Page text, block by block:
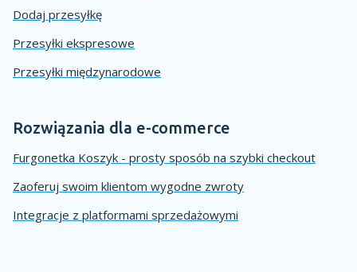
Dodaj przesyłkę
Przesyłki ekspresowe
Przesyłki międzynarodowe
Rozwiązania dla e-commerce
Furgonetka Koszyk - prosty sposób na szybki checkout
Zaoferuj swoim klientom wygodne zwroty
Integracje z platformami sprzedażowymi